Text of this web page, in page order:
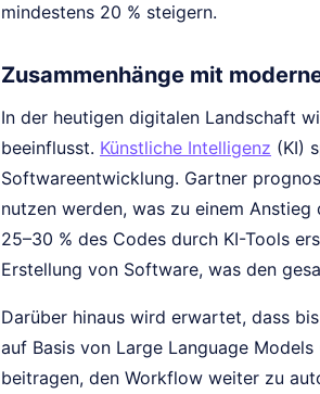
mindestens 20 % steigern.
Zusammenhänge mit
In der heutigen digitalen Landschaft
beeinflusst. Künstliche Intelligenz (KI)
Softwareentwicklung. Gartner
nutzen werden, was zu einem
25–30 % des Codes durch KI-Tools
Erstellung von Software, was den
Darüber hinaus wird erwartet, dass
auf Basis von Large Language
beitragen, den Workflow weiter zu